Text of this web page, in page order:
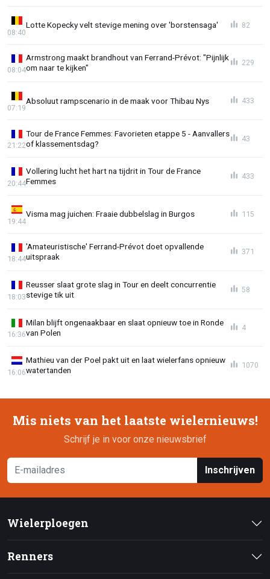
Lotte Kopecky velt stevige mening over 'borstensaga'
08:40
82
Armstrong maakt brandhout van Ferrand-Prévot: "Pijnlijk
om naar te kijken"
08:04
229
Absoluut rampscenario in de maak voor Thibau Nys
07:19
433
Tour de France Femmes: Favorieten etappe 5 - Aanvallers
of klassementsdag?
21:22
43
Vollering lucht het hart na tijdrit in Tour de France
Femmes
20:44
433
Visma mag juichen: Fraaie dubbelslag in Burgos
19:44
115
'Amateuristische' Ferrand-Prévot doet opvallende
uitspraak
18:44
371
Reusser slaat grote slag in Tour en deelt concurrentie
stevige tik uit
18:03
58
Milan blijft ongenaakbaar en slaat opnieuw toe in Ronde
van Polen
16:36
4
Mathieu van der Poel pakt uit en laat wielerfans opnieuw
watertanden
16:06
1070
Mis niets van het laatste wielernieuws!
Schrijf je in voor onze nieuwsbrief
Inschrijven
Wielerploegen
Renners